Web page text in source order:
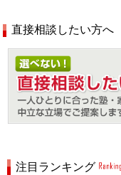
直接相談したい方へ
注目ランキング